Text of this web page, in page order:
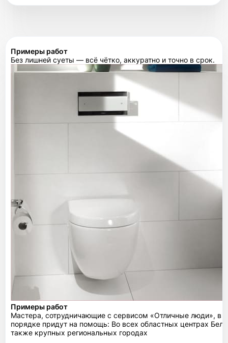
Примеры работ
Без лишней суеты — всё чётко, аккуратно и точно в срок.
Примеры работ
Мастера, сотрудничающие с сервисом «Отличные люди», в
порядке придут на помощь: Во всех областных центрах
также крупных региональных городах